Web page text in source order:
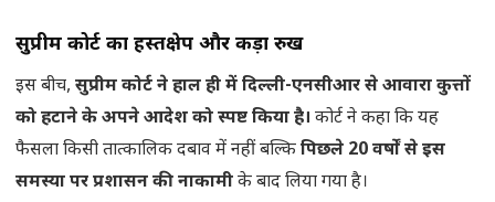
सुप्रीम कोर्ट का हस्तक्षेप और कड़ा रुख
इस बीच, सुप्रीम कोर्ट ने हाल ही में दिल्ली-एनसीआर से आवारा कुत्तों
को हटाने के अपने आदेश को स्पष्ट किया है। कोर्ट ने कहा कि यह
फैसला किसी तात्कालिक दबाव में नहीं बल्किपिछले 20 वर्षों से इस
समस्या पर प्रशासन की नाकामीके बाद लिया गया है।